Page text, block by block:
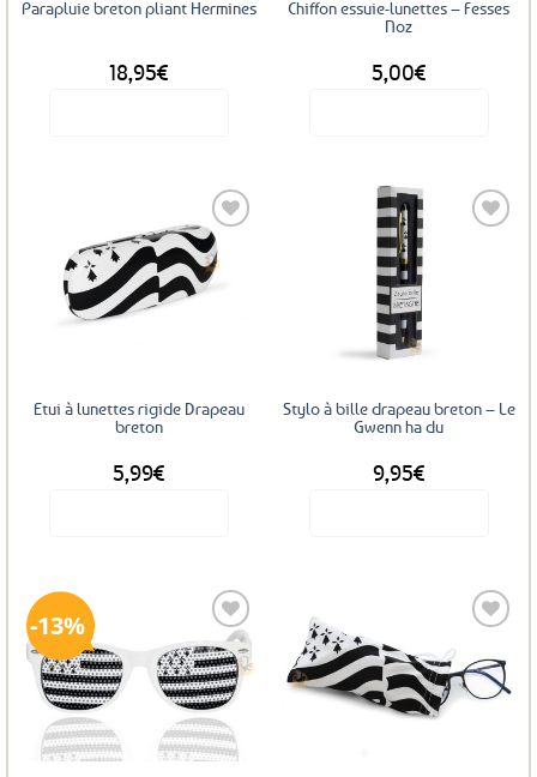
Parapluie breton pliant Hermines
18,95€
Chiffon essuie-lunettes – Fesses
Noz
5,00€
Ajouter
Etui à lunettes rigide Drapeau
breton
5,99€
Stylo à bille drapeau breton – Le
Gwenn ha du
9,95€
13%
Ajouter
aux
favoris
Ajouter
aux